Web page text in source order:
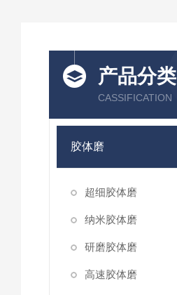
产品分类
CASSIFICATION
胶体磨
超细胶体磨
纳米胶体磨
研磨胶体磨
高速胶体磨